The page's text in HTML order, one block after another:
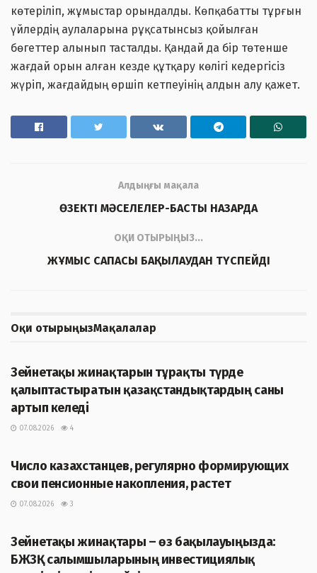
көтеріліп, жұмыстар орындалды. Көпқабатты тұрғын
үйлердің аулаларына рұқсатынсыз қойылған
бөгеттер алынып тасталды. Қандай да бір төтенше
жағдай орын алған кезде құтқару көлігі кедергісіз
жүріп, жағдайдың өршіп кетпеуінің алдын алу қажет.
Алдыңғы мақала
ӨЗЕКТІ МӘСЕЛЕЛЕР-БАСТЫ НАЗАРДА
ОҚИ ОТЫРЫҢЫЗ...
ЖҰМЫС САПАСЫ БАҚЫЛАУДАН ТҮСПЕЙДІ
Оқи отырыңызМақалалар
Зейнетақы жинақтарын тұрақты түрде
қалыптастыратын қазақстандықтардың саны
артып келеді
07.08.2026
4
Число казахстанцев, регулярно формирующих
свои пенсионные накопления, растет
07.08.2026
3
Зейнетақы жинақтары – өз бақылауыңызда:
БЖЗҚ салымшыларының инвестициялық